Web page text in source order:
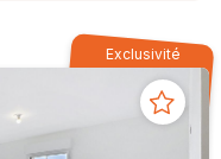
Exclusivité